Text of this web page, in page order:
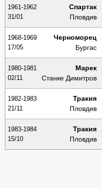
1961-1962
31/01
Спартак
Пловдив
1968-1969
17/05
Черноморец
Бургас
1980-1981
02/11
Марек
Станке Димитров
1982-1983
21/11
Тракия
Пловдив
1983-1984
15/10
Тракия
Пловдив